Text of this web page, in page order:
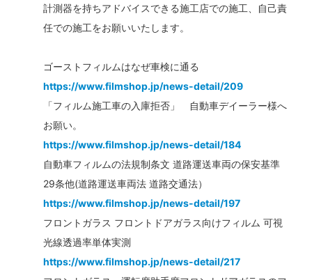
計測器を持ちアドバイスできる施工店での施工、自己責
任での施工をお願いいたします。
ゴーストフィルムはなぜ車検に通る
https://www.filmshop.jp/news-detail/209
「フィルム施工車の入庫拒否」 自動車デイーラー様へ
お願い。
https://www.filmshop.jp/news-detail/184
自動車フィルムの法規制条文 道路運送車両の保安基準
29条他(道路運送車両法 道路交通法）
https://www.filmshop.jp/news-detail/197
フロントガラス フロントドアガラス向けフィルム 可視
光線透過率単体実測
https://www.filmshop.jp/news-detail/217